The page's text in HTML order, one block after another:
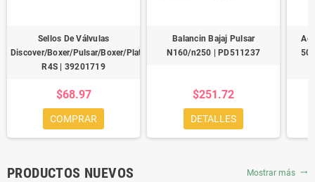
Sellos De Válvulas
Discover/Boxer/Pulsar/Boxer/Platina
R4S | 39201719
$68.97
COMPRAR
Balancin Bajaj Pulsar
N160/n250 | PD511237
$251.72
DETALLES
PRODUCTOS NUEVOS Mostrar más trending_flat